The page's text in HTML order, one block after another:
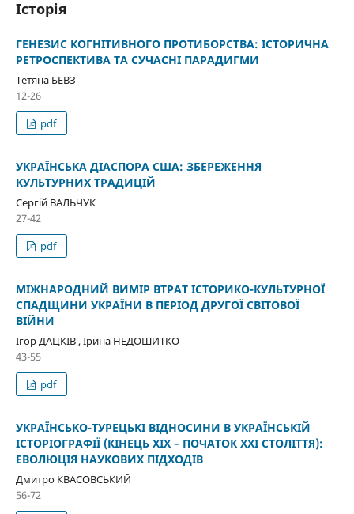
Історія
ГЕНЕЗИС КОГНІТИВНОГО ПРОТИБОРСТВА: ІСТОРИЧНА
РЕТРОСПЕКТИВА ТА СУЧАСНІ ПАРАДИГМИ
Тетяна БЕВЗ
12-26
pdf
УКРАЇНСЬКА ДІАСПОРА США: ЗБЕРЕЖЕННЯ
КУЛЬТУРНИХ ТРАДИЦІЙ
Сергій ВАЛЬЧУК
27-42
pdf
МІЖНАРОДНИЙ ВИМІР ВТРАТ ІСТОРИКО-КУЛЬТУРНОЇ
СПАДЩИНИ УКРАЇНИ В ПЕРІОД ДРУГОЇ СВІТОВОЇ
ВІЙНИ
Ігор ДАЦКІВ , Ірина НЕДОШИТКО
43-55
pdf
УКРАЇНСЬКО-ТУРЕЦЬКІ ВІДНОСИНИ В УКРАЇНСЬКІЙ
ІСТОРІОГРАФІЇ (КІНЕЦЬ ХІХ – ПОЧАТОК ХХІ СТОЛІТТЯ):
ЕВОЛЮЦІЯ НАУКОВИХ ПІДХОДІВ
Дмитро КВАСОВСЬКИЙ
56-72